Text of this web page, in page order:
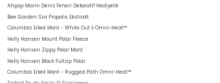
Ahşap Marin Deniz Feneri Dekoratif Hediyelik
Bee Garden Sivi Propolis Ekstrakt
Columbia Erkek Mont - White Out İi Omni-Heat™
Helly Hansen Mount Polar Fleece
Helly Hansen Zippy Polar Mont
Helly Hansen Block Fullzip Polar
Columbia Erkek Mont - Rugged Path Omni-Heat™